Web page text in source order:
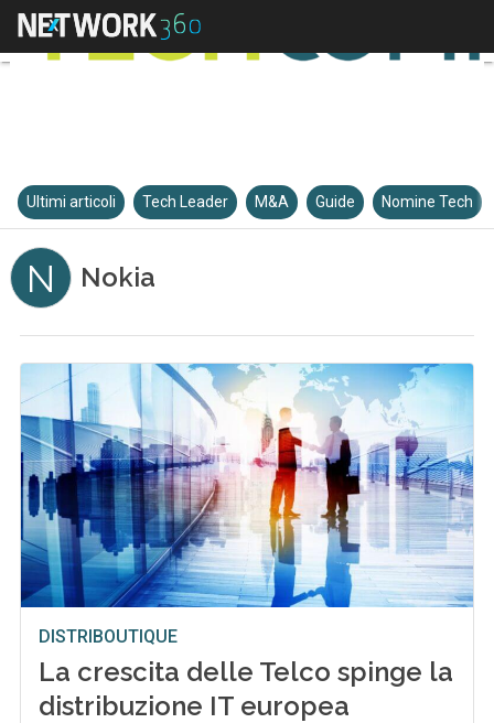
Ultimi articoli Tech Leader M&A Guide Nomine Tech
N Nokia
DISTRIBOUTIQUE
La crescita delle Telco spinge la
distribuzione IT europea